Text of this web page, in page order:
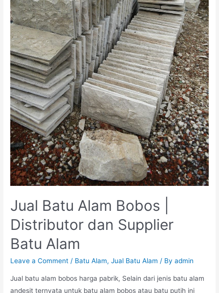
Jual Batu Alam Bobos |
Distributor dan Supplier
Batu Alam
Leave a Comment / Batu Alam,Jual Batu Alam / Byadmin
Jual batu alam bobos harga pabrik, Selain dari jenis batu alam
andesit ternyata untuk batu alam bobos atau batu putih ini